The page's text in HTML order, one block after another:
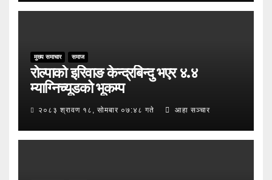
मुख्य समाचार समाज
रोल्पाको इरिवाङ केन्द्रबिन्दु भएर ४.४
म्याग्निच्यूडको भूकम्प
२०८३ श्रावण १८, सोमबार ०७:४८ गते आहा सञ्चार